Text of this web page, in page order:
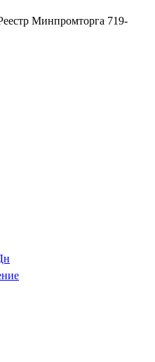
Минпромторга 719-